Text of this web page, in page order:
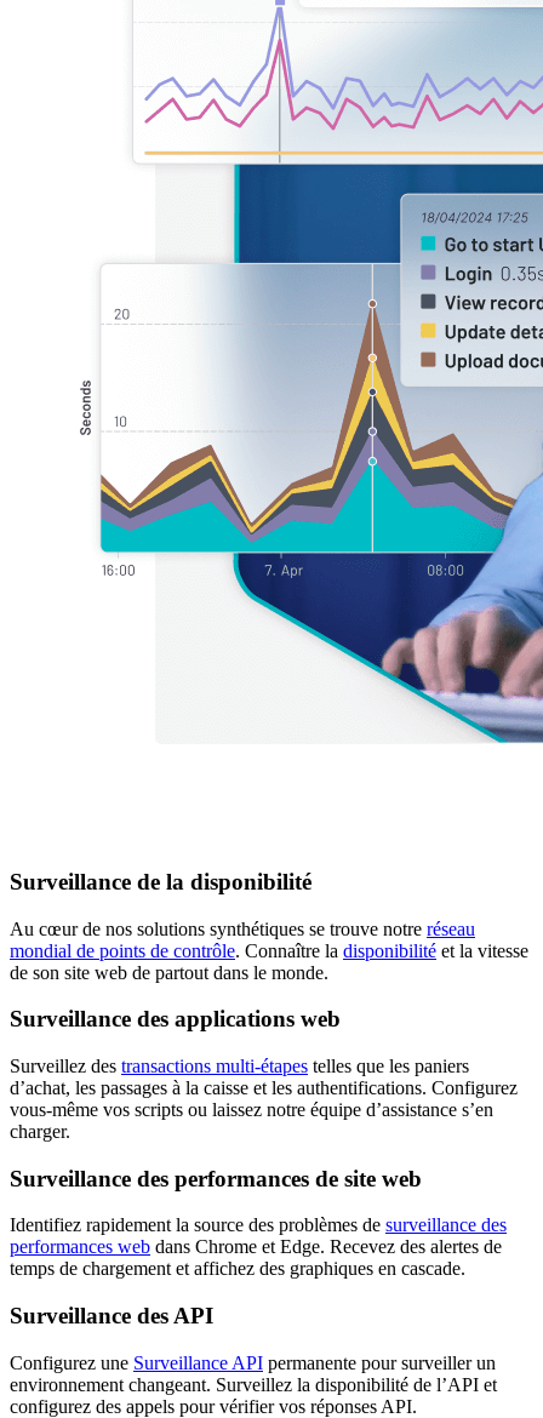
Surveillance de la disponibilité
Au cœur de nos solutions synthétiques se trouve notre réseau
mondial de points de contrôle. Connaître la disponibilité et la vitesse
de son site web de partout dans le monde.
Surveillance des applications web
Surveillez des transactions multi-étapes telles que les paniers
d’achat, les passages à la caisse et les authentifications. Configurez
vous-même vos scripts ou laissez notre équipe d’assistance s’en
charger.
Surveillance des performances de site web
Identifiez rapidement la source des problèmes de surveillance des
performances web dans Chrome et Edge. Recevez des alertes de
temps de chargement et affichez des graphiques en cascade.
Surveillance des API
Configurez une Surveillance API permanente pour surveiller un
environnement changeant. Surveillez la disponibilité de l’API et
configurez des appels pour vérifier vos réponses API.